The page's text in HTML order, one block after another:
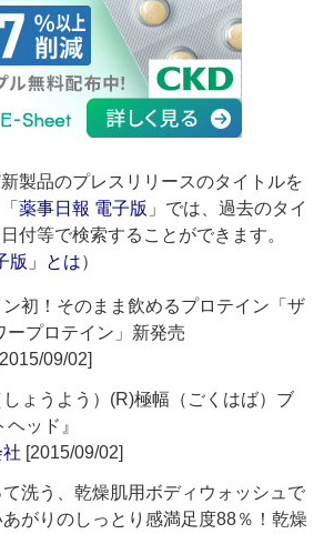
製品のプレスリリースのタイトルを
薬事日報 電子版 」では、過去のタイ
付等で検索することができます。
版」とは）
初！そのまま飲めるプロテイン「ザ
ープロテイン」新発売
09/02]
ょうよう）(R)極幅（ごくはば）ブ
ッド』
[2015/09/02]
洗う、乾燥肌用ボディウォッシュで
がりのしっとり感満足度88％！乾燥